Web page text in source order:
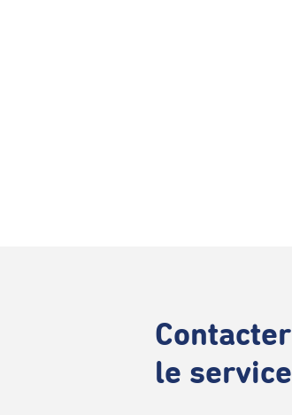
Contacter
le service